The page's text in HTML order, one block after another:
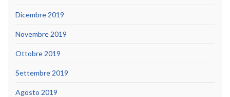
Dicembre 2019
Novembre 2019
Ottobre 2019
Settembre 2019
Agosto 2019